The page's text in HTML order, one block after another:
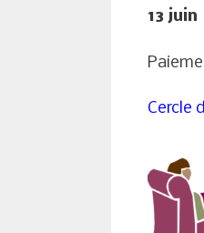
13 juin
Cercle